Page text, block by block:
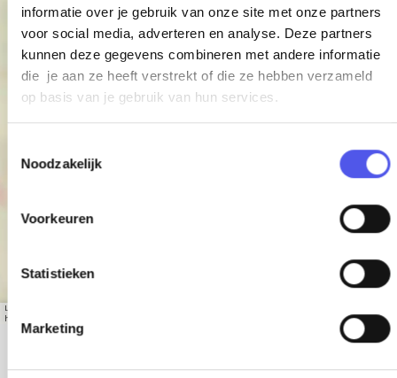
informatie over je gebruik van onze site met onze partners
voor social media, adverteren en analyse. Deze partners
kunnen deze gegevens combineren met andere informatie
die je aan ze heeft verstrekt of die ze hebben verzameld
op basis van je gebruik van hun services.
i
Noodzakelijk
Voorkeuren
Statistieken
Marketing
KUNSTHAL KADE
Leaflet
hosted by OpenStreetMap France